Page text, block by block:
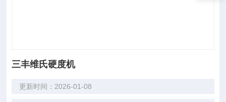
三丰维氏硬度机
更新时间：2026-01-08